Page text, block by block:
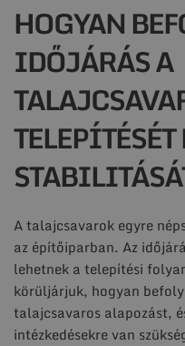
HOGYAN
IDŐJÁRÁS A
TELEPÍTÉSÉT
A talajcsavarok egyre
az építőiparban. Az
lehetnek a telepítési
körüljárjuk, hogyan
talajcsavaros alapozást,
intézkedésekre van